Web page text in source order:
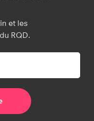
et les
RQD.